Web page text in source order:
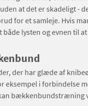
at det er skadeligt -
for et samleje. Hvis
lysten og evnen til
der har glæde af
eksempel i
bækkenbundstræning